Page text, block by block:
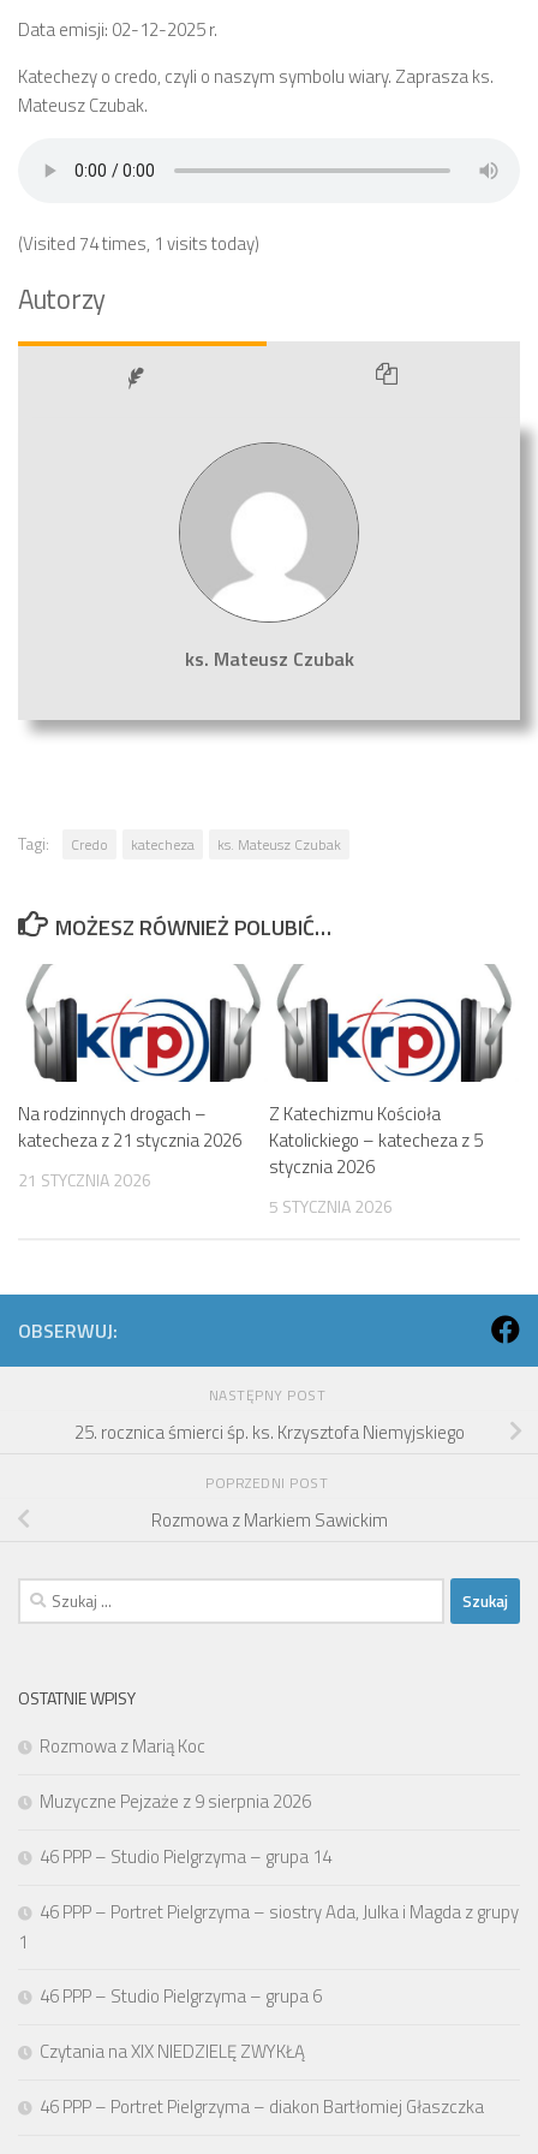
Data emisji: 02-12-2025 r.
Katechezy o credo, czyli o naszym symbolu wiary. Zaprasza ks.
Mateusz Czubak.
(Visited 74 times, 1 visits today)
Autorzy
ks. Mateusz Czubak
Tagi: Credo katecheza ks. Mateusz Czubak
MOŻESZ RÓWNIEŻ POLUBIĆ…
Na rodzinnych drogach –
katecheza z 21 stycznia 2026
21 STYCZNIA 2026
Z Katechizmu Kościoła
Katolickiego – katecheza z 5
stycznia 2026
5 STYCZNIA 2026
OBSERWUJ:
NASTĘPNY POST
25. rocznica śmierci śp. ks. Krzysztofa Niemyjskiego
POPRZEDNI POST
Rozmowa z Markiem Sawickim
Szukaj:
OSTATNIE WPISY
Rozmowa z Marią Koc
Muzyczne Pejzaże z 9 sierpnia 2026
46 PPP – Studio Pielgrzyma – grupa 14
46 PPP – Portret Pielgrzyma – siostry Ada, Julka i Magda z grupy
1
46 PPP – Studio Pielgrzyma – grupa 6
Czytania na XIX NIEDZIELĘ ZWYKŁĄ
46 PPP – Portret Pielgrzyma – diakon Bartłomiej Głaszczka